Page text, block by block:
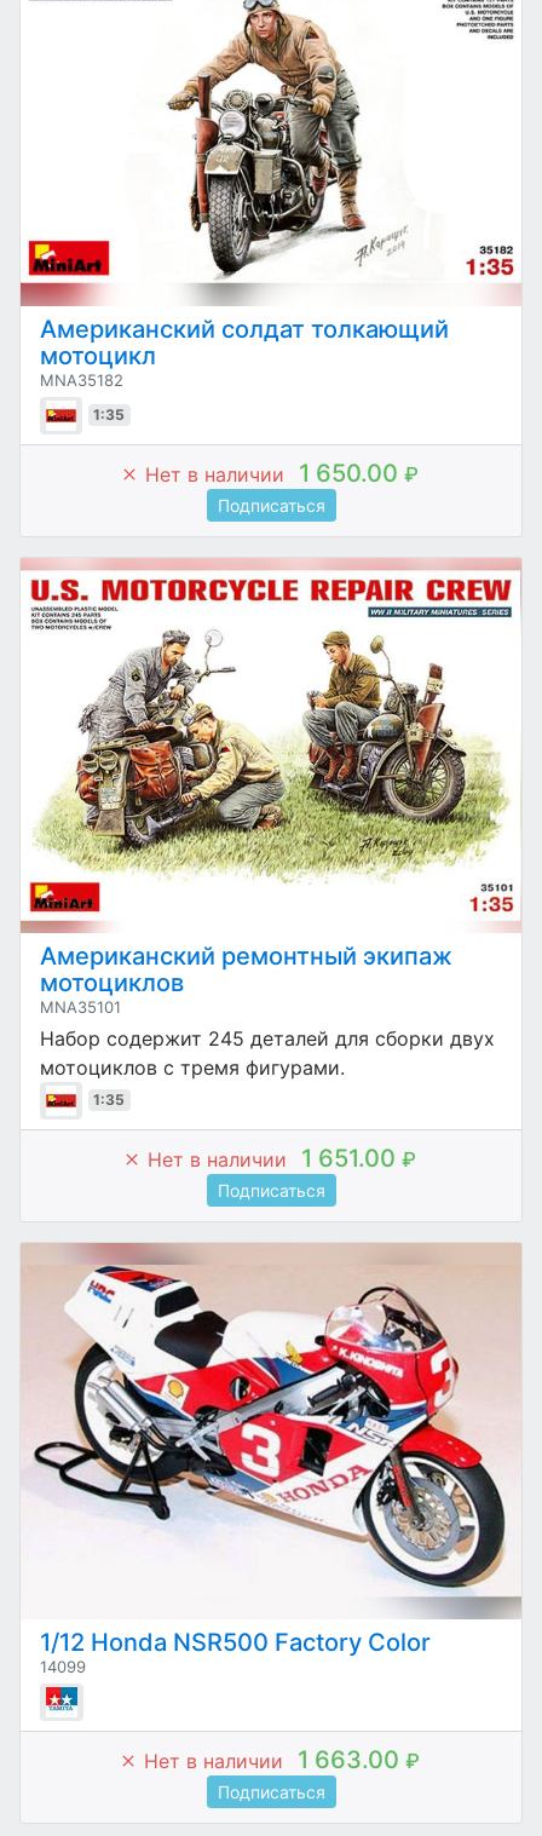
Американский солдат толкающий
мотоцикл
MNA35182
1:35
Нет в наличии 1 650.00 ₽
Подписаться
Американский ремонтный экипаж
мотоциклов
MNA35101
Набор содержит 245 деталей для сборки двух
мотоциклов с тремя фигурами.
1:35
Нет в наличии 1 651.00 ₽
Подписаться
1/12 Honda NSR500 Factory Color
14099
Нет в наличии 1 663.00 ₽
Подписаться